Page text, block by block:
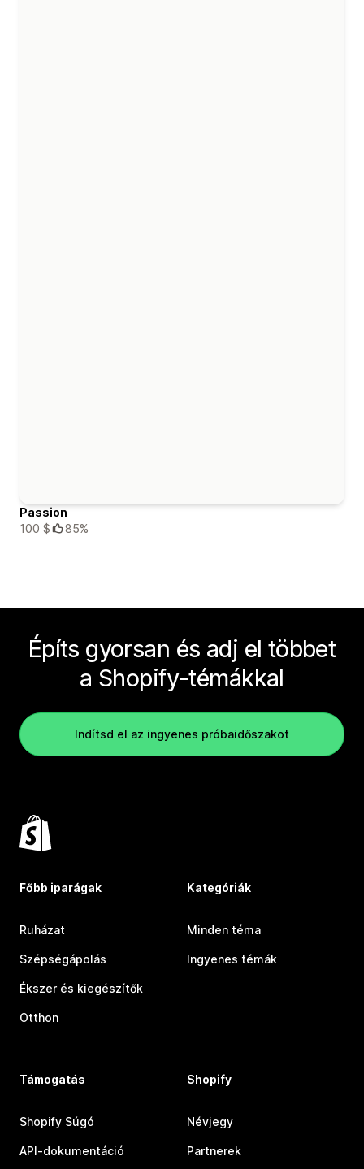
Passion
100 $
85%
Építs gyorsan és adj el többet
a Shopify-témákkal
Indítsd el az ingyenes próbaidőszakot
Főbb iparágak
Ruházat
Szépségápolás
Ékszer és kiegészítők
Otthon
Kategóriák
Minden téma
Ingyenes témák
Támogatás
Shopify Súgó
API-dokumentáció
Shopify
Névjegy
Partnerek